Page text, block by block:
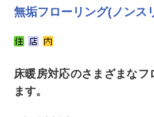
かたなび
無垢フローリング(ノンス
床暖房対応のさまざまなフ
ます。